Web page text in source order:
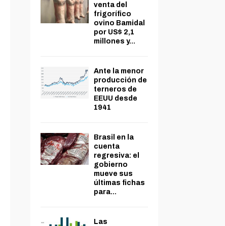
venta del
frigorífico
ovino Bamidal
por US$ 2,1
millones y...
Ante la menor
producción de
terneros de
EEUU desde
1941
Brasil en la
cuenta
regresiva: el
gobierno
mueve sus
últimas fichas
para...
Las